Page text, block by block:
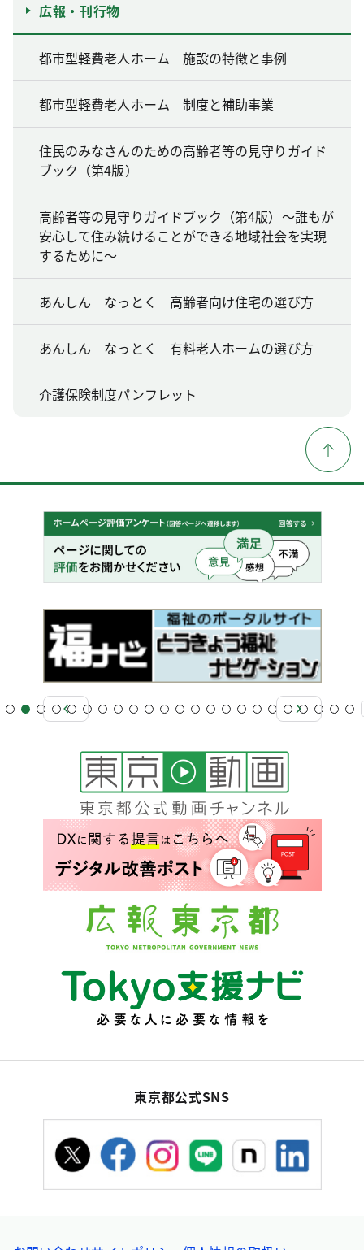
広報・刊行物
都市型軽費老人ホーム 施設の特徴と事例
都市型軽費老人ホーム 制度と補助事業
住民のみなさんのための高齢者等の見守りガイド
ブック（第4版）
高齢者等の見守りガイドブック（第4版）～誰もが
安心して住み続けることができる地域社会を実現
するために～
あんしん なっとく 高齢者向け住宅の選び方
あんしん なっとく 有料老人ホームの選び方
介護保険制度パンフレット
東京都公式SNS